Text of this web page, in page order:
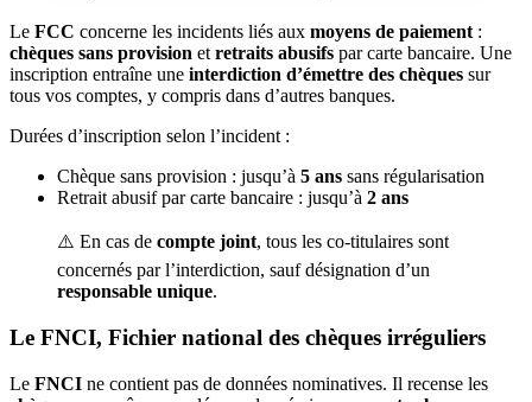
Le FCC concerne les incidents liés aux moyens de paiement :
chèques sans provision et retraits abusifs par carte bancaire. Une
inscription entraîne une interdiction d’émettre des chèques sur
tous vos comptes, y compris dans d’autres banques.
Durées d’inscription selon l’incident :
Chèque sans provision : jusqu’à 5 ans sans régularisation
Retrait abusif par carte bancaire : jusqu’à 2 ans
⚠️ En cas de compte joint, tous les co-titulaires sont
concernés par l’interdiction, sauf désignation d’un
responsable unique.
Le FNCI, Fichier national des chèques irréguliers
Le FNCI ne contient pas de données nominatives. Il recense les